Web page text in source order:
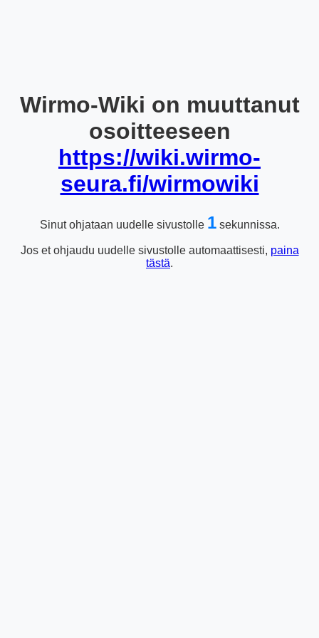
Wirmo-Wiki on muuttanut
osoitteeseen
https://wiki.wirmo-
seura.fi/wirmowiki
Sinut ohjataan uudelle sivustolle 1sekunnissa.
Jos et ohjaudu uudelle sivustolle automaattisesti, paina
tästä.